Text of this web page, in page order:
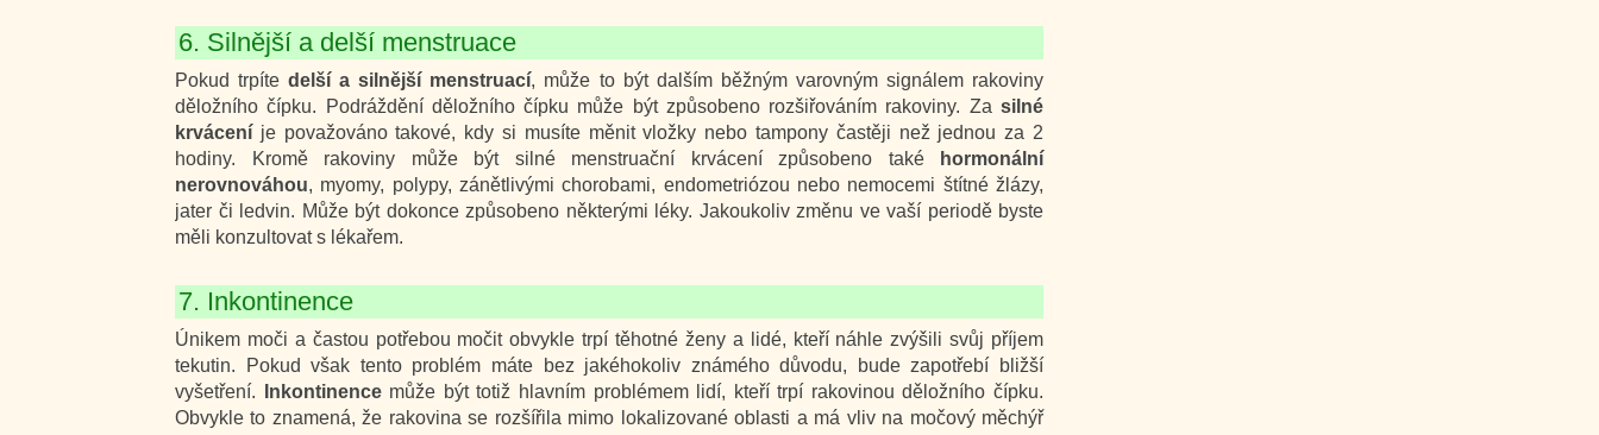
6. Silnější a delší menstruace
Pokud trpítedelší a silnější menstruací, může to být dalším běžným varovným signálem rakoviny
děložního čípku. Podráždění děložního čípku může být způsobeno rozšiřováním rakoviny. Za silné
krvácení je považováno takové, kdy si musíte měnit vložky nebo tampony častěji než jednou za 2
hodiny. Kromě rakoviny může být silné menstruační krvácení způsobeno také
hormonální
nerovnováhou, myomy, polypy, zánětlivými chorobami, endometriózou nebo nemocemi štítné žlázy,
jater či ledvin. Může být dokonce způsobeno některými léky. Jakoukoliv změnu ve vaší periodě byste
měli konzultovat s lékařem.
7. Inkontinence
Únikem moči a častou potřebou močit obvykle trpí těhotné ženy a lidé, kteří náhle zvýšili svůj příjem
tekutin. Pokud však tento problém máte bez jakéhokoliv známého důvodu, bude zapotřebí bližší
vyšetření.
Inkontinencemůže být totiž hlavním problémem lidí, kteří trpí rakovinou děložního čípku.
Obvykle to znamená, že rakovina se rozšířila mimo lokalizované oblasti a má vliv na močový měchýř